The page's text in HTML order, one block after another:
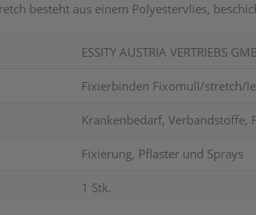
besteht aus einem Polyestervlies,
ESSITY AUSTRIA VERTRIEBS
Fixierbinden Fixomull/stretch/
Krankenbedarf, Verbandstoffe,
Fixierung, Pflaster und Sprays
1 Stk.